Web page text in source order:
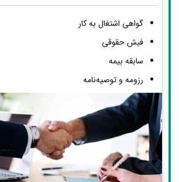
گواهی اشتغال به کار
فیش حقوقی
سابقه بیمه
رزومه و توصیه‌نامه